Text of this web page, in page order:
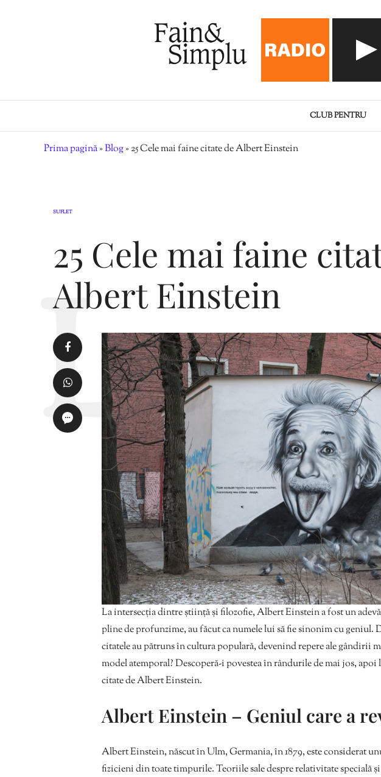
CLUB PENTRU
Prima pagină»Blog»25 Cele mai faine citate de Albert Einstein
SUFLET
25 Cele mai faine
Albert Einstein
La intersecția dintre știință și filozofie, Albert Einstein a fost un
pline de profunzime, au făcut ca numele lui să fie sinonim cu geniul.
citatele au pătruns în cultura populară, devenind repere ale gândirii
model atemporal? Descoperă-i povestea în rândurile de mai jos, apoi
citate de Albert Einstein.
Albert Einstein – Geniul care a
Albert Einstein, născut în Ulm, Germania, în 1879, este considerat
fizicieni din toate timpurile. Teoriile sale despre relativitate specială